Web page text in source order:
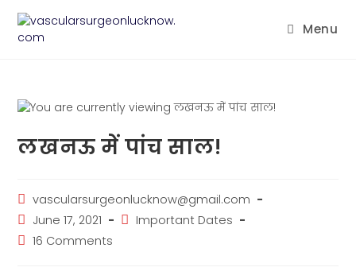
Menu
लखनऊ में पांच साल!
vascularsurgeonlucknow@gmail.com
June 17, 2021
Important Dates
16 Comments